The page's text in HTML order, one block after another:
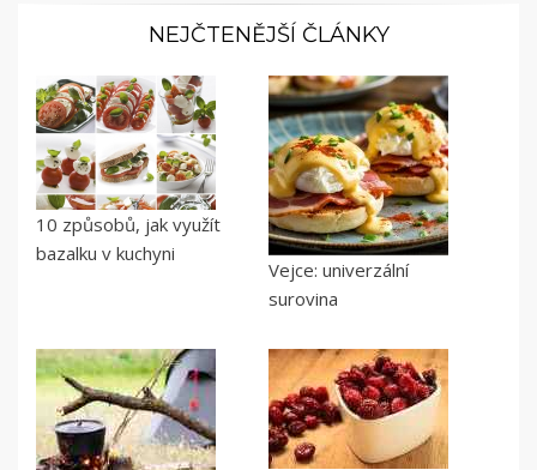
NEJČTENĚJŠÍ ČLÁNKY
10 způsobů, jak využít
bazalku v kuchyni
Vejce: univerzální
surovina